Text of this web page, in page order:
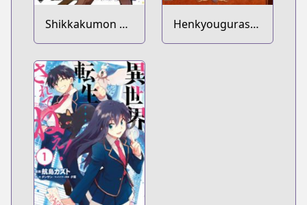
Shikkakumon no
Saikyou Kenja:
Sekai Saikyou no
Kenja ga Sarani
Tsuyokunaru
Tame ni Tensei
Shimashita
Henkyougurashi
no Maou, Tensei